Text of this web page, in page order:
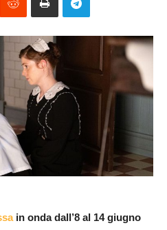
in onda dall’8 al 14 giugno